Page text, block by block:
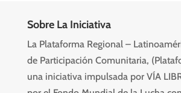
Sobre La Iniciativa
La Plataforma Regional –
de Participación Comunitaria,
una iniciativa impulsada por VÍA